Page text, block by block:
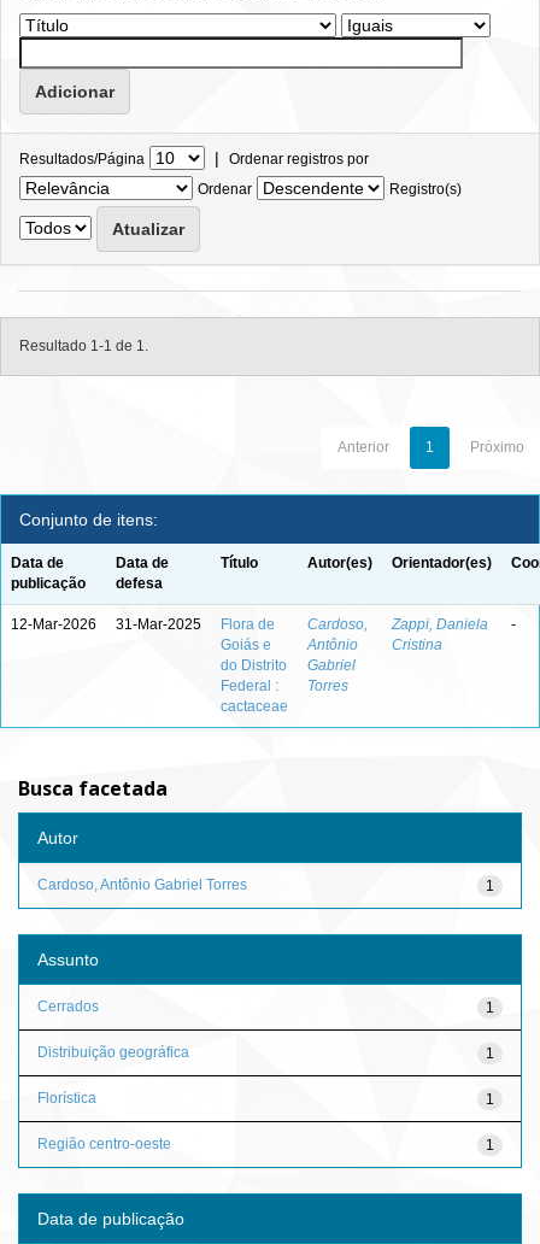
Resultados/Página | Ordenar registros por
Ordenar
Registro(s)
Resultado 1-1 de 1.
Anterior 1 Próximo
Conjunto de itens:
Data de
publicação
Data de
defesa
Título Autor(es) Orientador(es)
12-Mar-2026 31-Mar-2025
Flora de
Goiás e
do Distrito
Federal :
cactaceae
Cardoso,
Antônio
Gabriel
Torres
Zappi, Daniela
Cristina
-
Busca facetada
Autor
1
Cardoso, Antônio Gabriel Torres
Assunto
1
Cerrados
1
Distribuição geográfica
1
Florística
1
Região centro-oeste
Data de publicação